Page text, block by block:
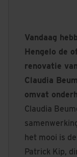
Vandaag
Hengelo de
renovatie
Claudia
omvat
Claudia
het mooi is
Patrick Kip,